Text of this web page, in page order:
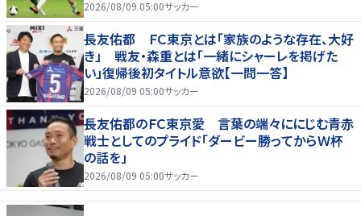
2026/08/09 05:00サッカー
長友佑都 ＦＣ東京とは「家族のような存在、大好
き」 戦友・森重とは「一緒にシャーレを掲げた
い」復帰後初タイトル意欲【一問一答】
2026/08/09 05:00サッカー
長友佑都のＦＣ東京愛 言葉の端々ににじむ青赤
戦士としてのプライド「ダービー勝ってからＷ杯
の話を」
2026/08/09 05:00サッカー